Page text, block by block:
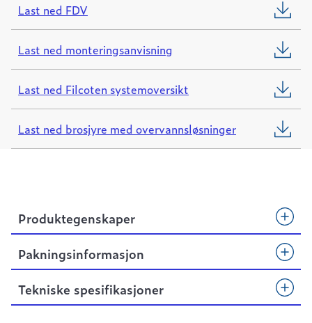
Last ned FDV
Last ned monteringsanvisning
Last ned Filcoten systemoversikt
Last ned brosjyre med overvannsløsninger
Produktegenskaper
Pakningsinformasjon
Tekniske spesifikasjoner